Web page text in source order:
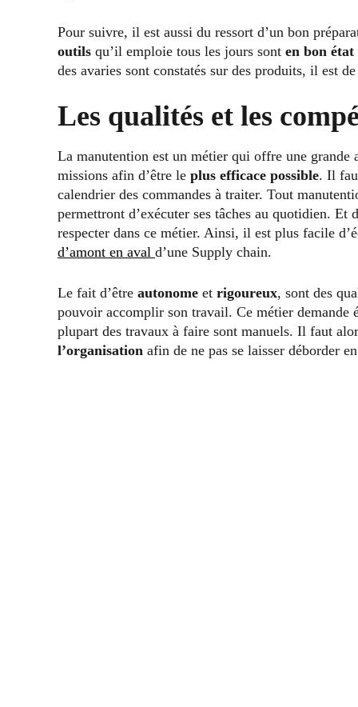
Pour suivre, il est aussi du ressort d’un bon
outils qu’il emploie tous les jours sont en bon
des avaries sont constatés sur des produits, il est
Les qualités et les
La manutention est un métier qui offre une
missions afin d’être le plus efficace possible. Il
calendrier des commandes à traiter. Tout
permettront d’exécuter ses tâches au quotidien. Et
respecter dans ce métier. Ainsi, il est plus facile
d’amont en aval d’une Supply chain.
Le fait d’être autonome et rigoureux, sont des
pouvoir accomplir son travail. Ce métier demande
plupart des travaux à faire sont manuels. Il faut
l’organisation afin de ne pas se laisser déborder